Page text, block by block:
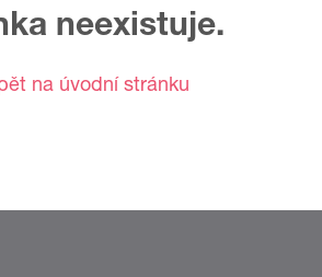
neexistuje.
na úvodní stránku